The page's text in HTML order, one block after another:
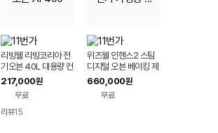
리빙웰 리빙코리아 전
기오븐 40L 대용량 컨
벡션 오븐 AF400
217,000원
무료
리뷰15
위즈웰 인헨스2 스팀
디지털 오븐 베이킹 제
과 제빵 전기 가정용 ...
660,000원
무료